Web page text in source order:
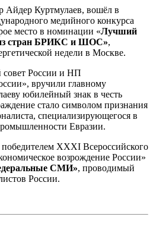
Айдер Куртмулаев, вошёл в
медийного конкурса
место в номинации «Лучший
из стран БРИКС и ШОС»,
недели в Москве.
России и НП
вручили главному
юбилейный знак в честь
стало символом признания
специализирующегося в
Евразии.
ХХХІ Всероссийского
возрождение России»
СМИ», проводимый
России.